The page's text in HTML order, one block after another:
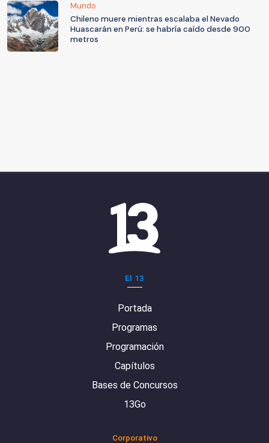
Mundo
Chileno muere mientras escalaba el Nevado
Huascarán en Perú: se habría caído desde 900
metros
El 13
Portada
Programas
Programación
Capítulos
Bases de Concursos
13Go
Corporativo